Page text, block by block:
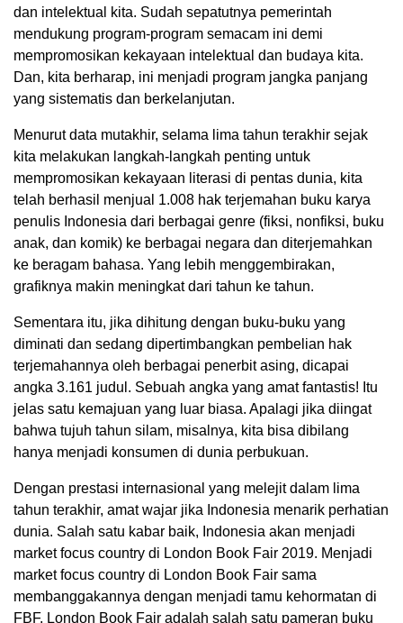
dan intelektual kita. Sudah sepatutnya pemerintah
mendukung program-program semacam ini demi
mempromosikan kekayaan intelektual dan budaya kita.
Dan, kita berharap, ini menjadi program jangka panjang
yang sistematis dan berkelanjutan.
Menurut data mutakhir, selama lima tahun terakhir sejak
kita melakukan langkah-langkah penting untuk
mempromosikan kekayaan literasi di pentas dunia, kita
telah berhasil menjual 1.008 hak terjemahan buku karya
penulis Indonesia dari berbagai genre (fiksi, nonfiksi, buku
anak, dan komik) ke berbagai negara dan diterjemahkan
ke beragam bahasa. Yang lebih menggembirakan,
grafiknya makin meningkat dari tahun ke tahun.
Sementara itu, jika dihitung dengan buku-buku yang
diminati dan sedang dipertimbangkan pembelian hak
terjemahannya oleh berbagai penerbit asing, dicapai
angka 3.161 judul. Sebuah angka yang amat fantastis! Itu
jelas satu kemajuan yang luar biasa. Apalagi jika diingat
bahwa tujuh tahun silam, misalnya, kita bisa dibilang
hanya menjadi konsumen di dunia perbukuan.
Dengan prestasi internasional yang melejit dalam lima
tahun terakhir, amat wajar jika Indonesia menarik perhatian
dunia. Salah satu kabar baik, Indonesia akan menjadi
market focus country di London Book Fair 2019. Menjadi
market focus country di London Book Fair sama
membanggakannya dengan menjadi tamu kehormatan di
FBF. London Book Fair adalah salah satu pameran buku